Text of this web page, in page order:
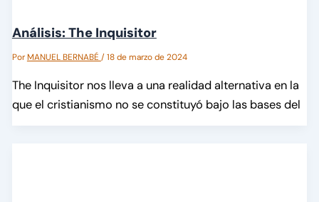
Análisis: The Inquisitor
PorMANUEL BERNABÉ /18 de marzo de 2024
The Inquisitor nos lleva a una realidad alternativa en la
que el cristianismo no se constituyó bajo las bases del